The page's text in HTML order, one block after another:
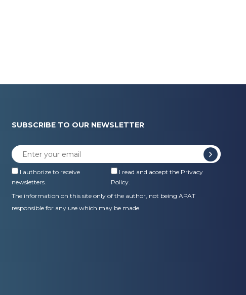
SUBSCRIBE TO OUR NEWSLETTER
I authorize to receive
newsletters.
I read and accept the Privacy
Policy.
The information on this site only of the author, not being APAT
responsible for any use which may be made.